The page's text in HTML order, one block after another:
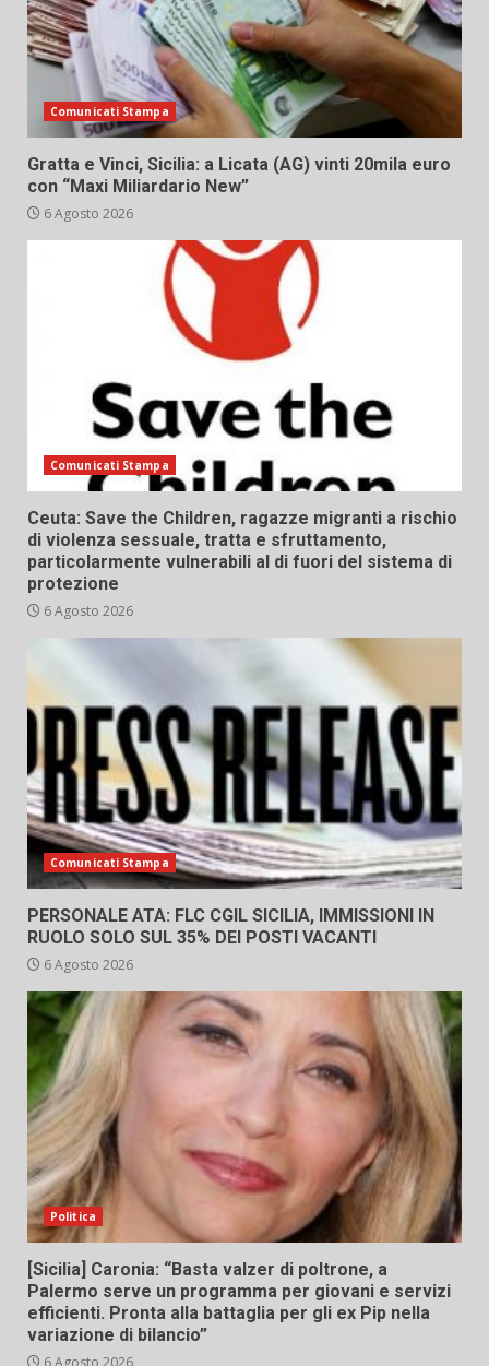
Comunicati Stampa
Gratta e Vinci, Sicilia: a Licata (AG) vinti 20mila euro
con “Maxi Miliardario New”
6 Agosto 2026
Comunicati Stampa
Ceuta: Save the Children, ragazze migranti a rischio
di violenza sessuale, tratta e sfruttamento,
particolarmente vulnerabili al di fuori del sistema di
protezione
6 Agosto 2026
Comunicati Stampa
PERSONALE ATA: FLC CGIL SICILIA, IMMISSIONI IN
RUOLO SOLO SUL 35% DEI POSTI VACANTI
6 Agosto 2026
Politica
[Sicilia] Caronia: “Basta valzer di poltrone, a
Palermo serve un programma per giovani e servizi
efficienti. Pronta alla battaglia per gli ex Pip nella
variazione di bilancio”